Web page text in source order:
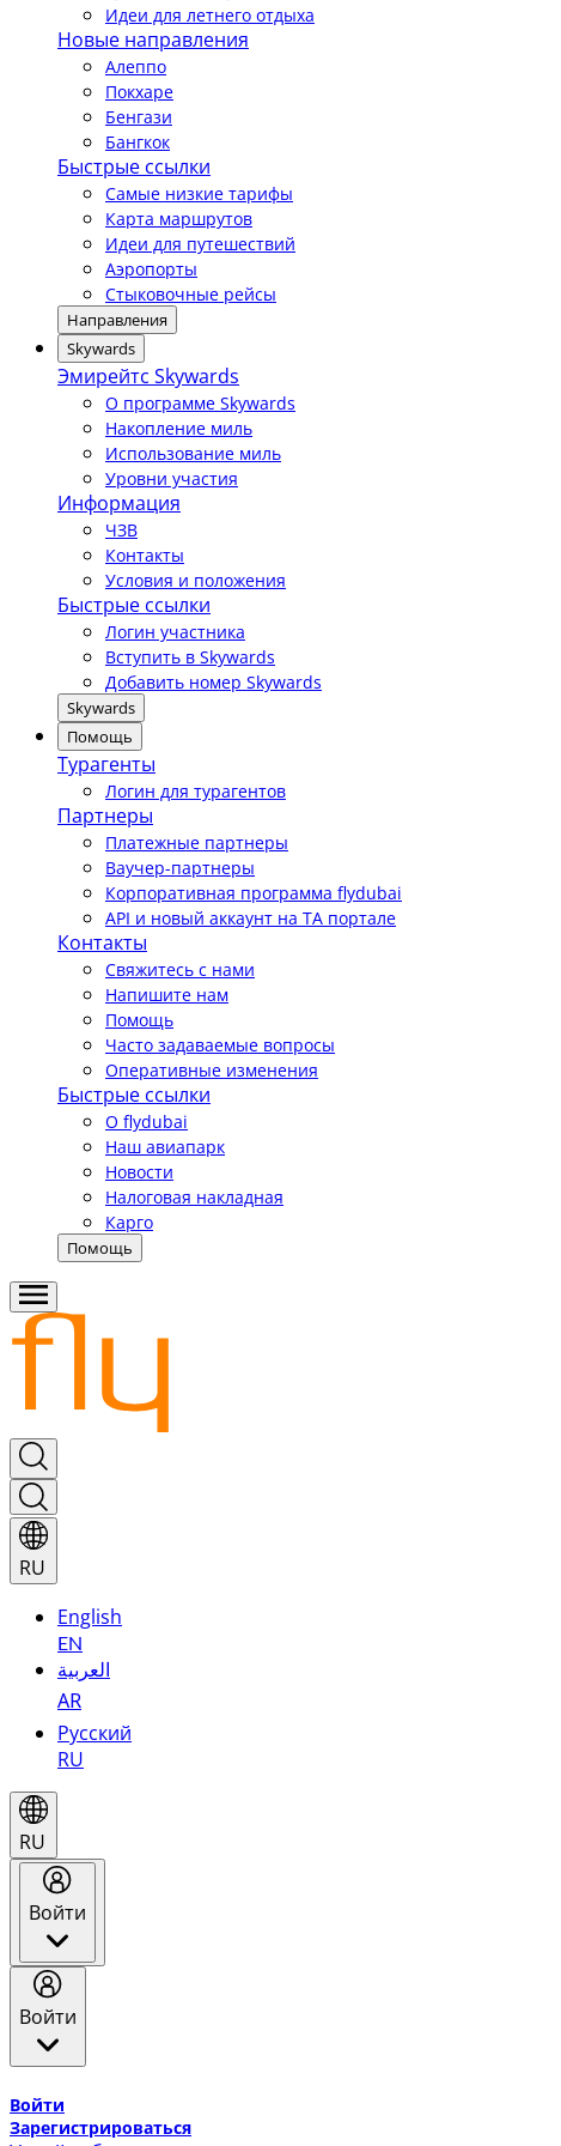
Идеи для летнего отдыха
Новые направления
Алеппо
Покхаре
Бенгази
Бангкок
Быстрые ссылки
Самые низкие тарифы
Карта маршрутов
Идеи для путешествий
Аэропорты
Стыковочные рейсы
Направления
Skywards
Эмирейтс Skywards
О программе Skywards
Накопление миль
Использование миль
Уровни участия
Информация
ЧЗВ
Контакты
Условия и положения
Быстрые ссылки
Логин участника
Вступить в Skywards
Добавить номер Skywards
Skywards
Помощь
Турагенты
Логин для турагентов
Партнеры
Платежные партнеры
Ваучер-партнеры
Корпоративная программа flydubai
API и новый аккаунт на TA портале
Контакты
Свяжитесь с нами
Напишите нам
Помощь
Часто задаваемые вопросы
Оперативные изменения
Быстрые ссылки
О flydubai
Наш авиапарк
Новости
Налоговая накладная
Карго
Помощь
RU
English
EN
العربية
AR
Русский
RU
RU
Войти
Войти
Войти
Зарегистрироваться